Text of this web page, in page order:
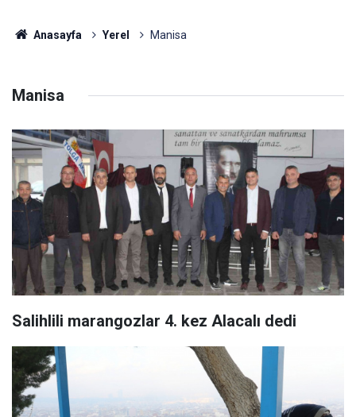
Anasayfa Yerel Manisa
Manisa
Salihlili marangozlar 4. kez Alacalı dedi